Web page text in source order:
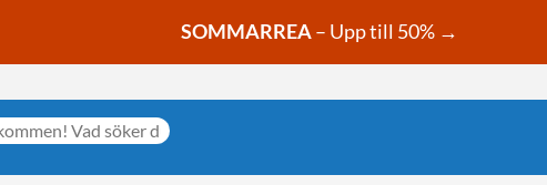
SOMMARREA– Upp till 50% →